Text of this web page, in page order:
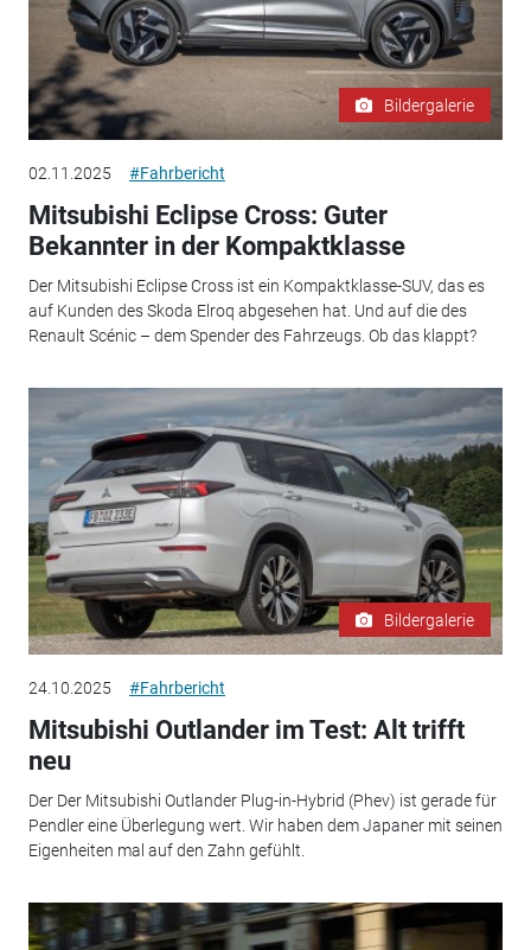
Bildergalerie
02.11.2025 #Fahrbericht
Mitsubishi Eclipse Cross: Guter
Bekannter in der Kompaktklasse
Der Mitsubishi Eclipse Cross ist ein Kompaktklasse-SUV, das es
auf Kunden des Skoda Elroq abgesehen hat. Und auf die des
Renault Scénic – dem Spender des Fahrzeugs. Ob das klappt?
Bildergalerie
24.10.2025 #Fahrbericht
Mitsubishi Outlander im Test: Alt trifft
neu
Der Der Mitsubishi Outlander Plug-in-Hybrid (Phev) ist gerade für
Pendler eine Überlegung wert. Wir haben dem Japaner mit seinen
Eigenheiten mal auf den Zahn gefühlt.